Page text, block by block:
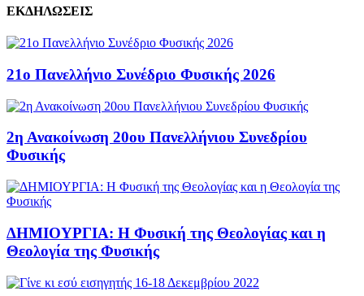
ΕΚΔΗΛΩΣΕΙΣ
21ο Πανελλήνιο Συνέδριο Φυσικής 2026
2η Ανακοίνωση 20ου Πανελλήνιου Συνεδρίου
Φυσικής
ΔΗΜΙΟΥΡΓΙΑ: Η Φυσική της Θεολογίας και η
Θεολογία της Φυσικής